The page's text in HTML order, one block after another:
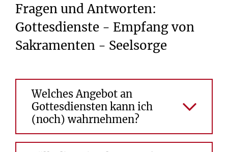
Fragen und Antworten:
Gottesdienste - Empfangvon
Sakramenten - Seelsorge
Welches Angebot an
Gottesdiensten kann ich
(noch) wahrnehmen?